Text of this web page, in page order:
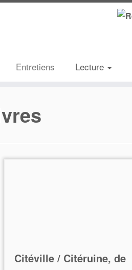
Entretiens Lecture
Citéville / Citéruine, de